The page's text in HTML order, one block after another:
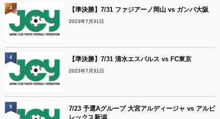
【準決勝】7/31 ファジアーノ岡山 vs ガンバ大阪
2023年7月31日
3
【準決勝】7/31 清水エスパルス vs FC東京
2023年7月31日
4
7/23 予選Aグループ 大宮アルディージャ vs アルビ
レックス新潟
5